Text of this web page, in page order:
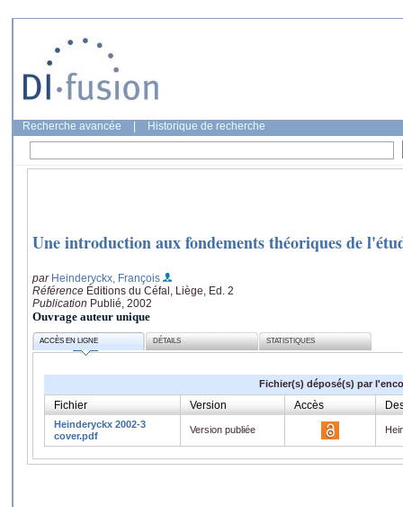
Recherche avancée Historique de recherche
Une introduction aux fondements théoriques de
par Heinderyckx, François
Référence Éditions du Céfal, Liège, Ed. 2
Publication Publié, 2002
Ouvrage auteur unique
ACCÈS EN LIGNE DÉTAILS STATISTIQUES
Fichier(s) déposé(s) par
Fichier Version Accès
Heinderyckx 2002-3
cover.pdf
Version publiée